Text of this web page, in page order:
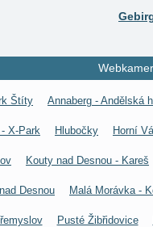
Štíty Annaberg - Andělská
X-Park Hlubočky Horní
Kouty nad Desnou - Kareš
Desnou Malá Morávka -
Pusté Žibřidovice